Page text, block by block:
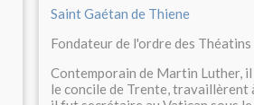
Saint Gaétan de Thiene
Fondateur de l'ordre des
Contemporain de Martin Luther,
le concile de Trente,